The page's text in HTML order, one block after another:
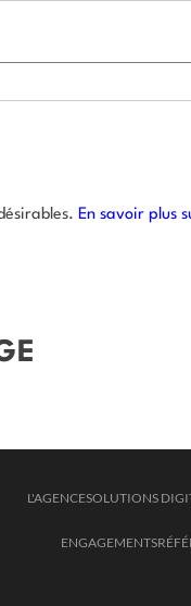
En savoir plus
L'AGENCESOLUTIONS
ENGAGEMENTS